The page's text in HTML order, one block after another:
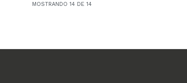
MOSTRANDO 14DE 14